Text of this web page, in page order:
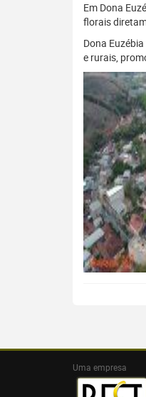
Em Dona
florais
Dona
e rurais,
Uma empresa